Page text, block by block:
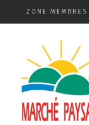
ZONE MEMBRES
Qui sommes-nous ?
La charte
Le comité